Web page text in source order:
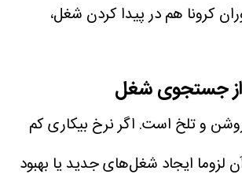
کرونا هم در پیدا کردن شغل،
جستجوی شغل
و تلخ است. اگر نرخ بیکاری کم
لزوما ایجاد شغل‌های جدید یا بهبود